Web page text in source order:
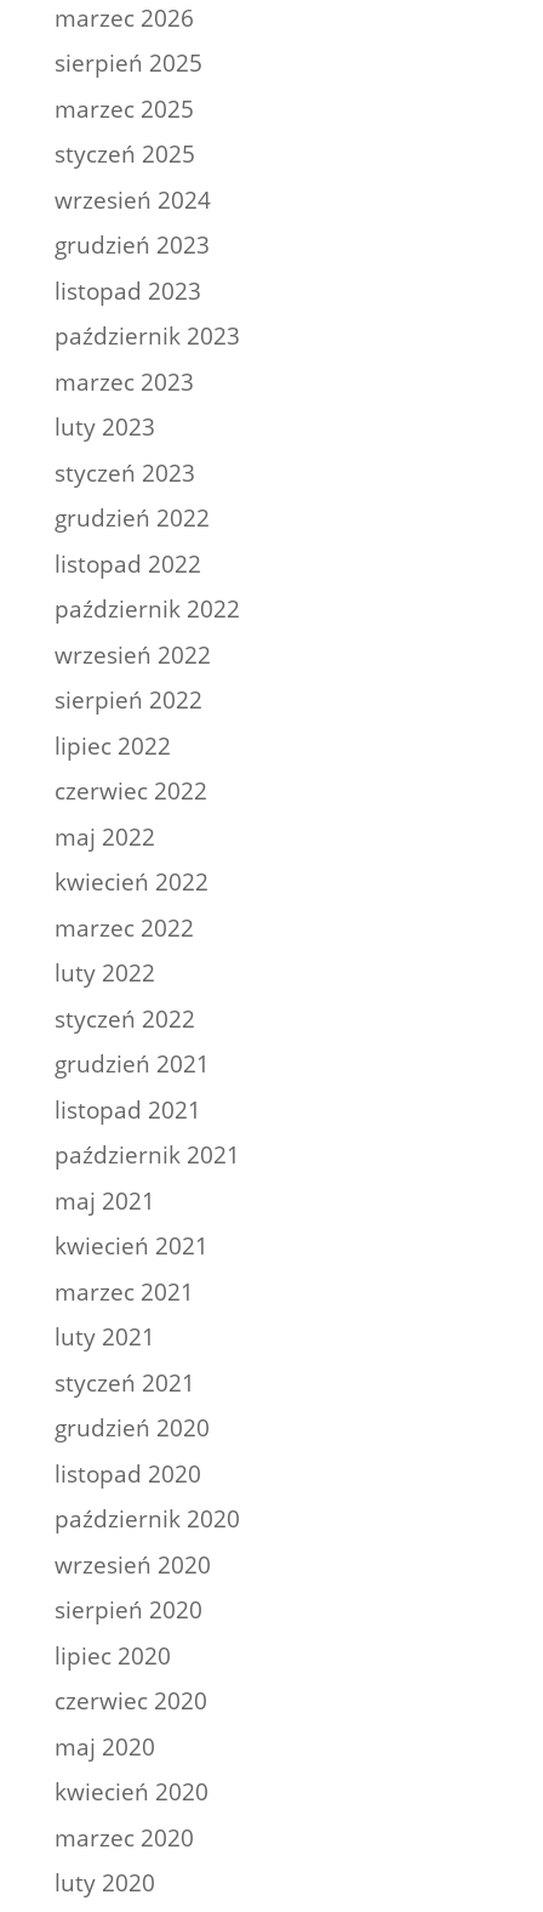
marzec 2026
sierpień 2025
marzec 2025
styczeń 2025
wrzesień 2024
grudzień 2023
listopad 2023
październik 2023
marzec 2023
luty 2023
styczeń 2023
grudzień 2022
listopad 2022
październik 2022
wrzesień 2022
sierpień 2022
lipiec 2022
czerwiec 2022
maj 2022
kwiecień 2022
marzec 2022
luty 2022
styczeń 2022
grudzień 2021
listopad 2021
październik 2021
maj 2021
kwiecień 2021
marzec 2021
luty 2021
styczeń 2021
grudzień 2020
listopad 2020
październik 2020
wrzesień 2020
sierpień 2020
lipiec 2020
czerwiec 2020
maj 2020
kwiecień 2020
marzec 2020
luty 2020